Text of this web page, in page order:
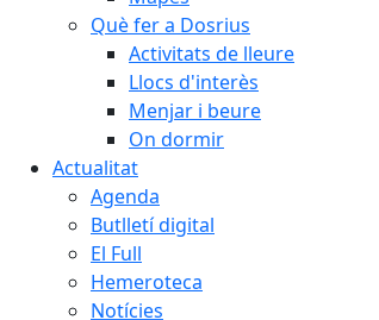
Què fer a Dosrius
Activitats de lleure
Llocs d'interès
Menjar i beure
On dormir
Actualitat
Agenda
Butlletí digital
El Full
Hemeroteca
Notícies